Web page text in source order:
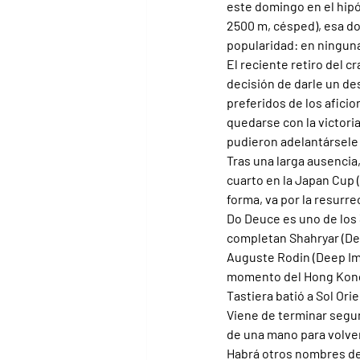
este domingo en el
2500 m, césped), esa
popularidad: en
El reciente retiro del
decisión de darle un
preferidos de los
quedarse con la
pudieron adelantársele
Tras una larga
cuarto en la Japan Cup
forma, va por la
Do Deuce es uno de
completan Shahryar
Auguste Rodin (Deep
momento del Hong
Tastiera batió a Sol
Viene de terminar
de una mano para
Habrá otros nombres